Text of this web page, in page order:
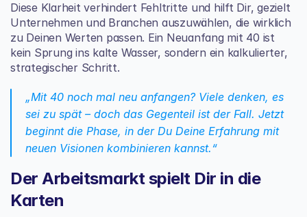
Diese Klarheit verhindert Fehltritte und hilft Dir, gezielt
Unternehmen und Branchen auszuwählen, die wirklich
zu Deinen Werten passen. Ein Neuanfang mit 40 ist
kein Sprung ins kalte Wasser, sondern ein kalkulierter,
strategischer Schritt.
„Mit 40 noch mal neu anfangen? Viele denken, es
sei zu spät – doch das Gegenteil ist der Fall. Jetzt
beginnt die Phase, in der Du Deine Erfahrung mit
neuen Visionen kombinieren kannst.“
Der Arbeitsmarkt spielt Dir in die
Karten